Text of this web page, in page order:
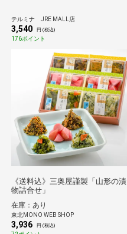
テルミナ JRE MALL店
3,540 円 (税込)
176ポイント
《送料込》三奥屋謹製「山形の漬
物詰合せ」
在庫：あり
東北MONO WEB SHOP
3,936 円 (税込)